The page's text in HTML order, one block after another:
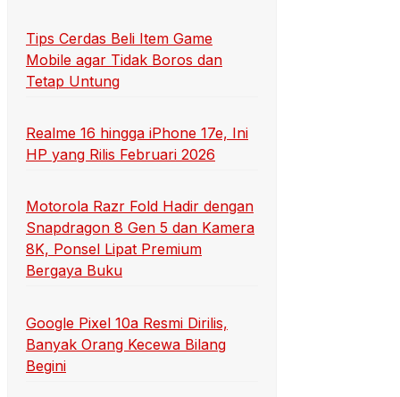
Tips Cerdas Beli Item Game
Mobile agar Tidak Boros dan
Tetap Untung
Realme 16 hingga iPhone 17e, Ini
HP yang Rilis Februari 2026
Motorola Razr Fold Hadir dengan
Snapdragon 8 Gen 5 dan Kamera
8K, Ponsel Lipat Premium
Bergaya Buku
Google Pixel 10a Resmi Dirilis,
Banyak Orang Kecewa Bilang
Begini